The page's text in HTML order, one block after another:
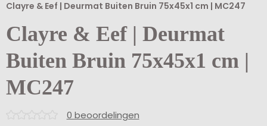
Clayre & Eef | Deurmat Buiten Bruin 75x45x1 cm | MC247
Clayre & Eef | Deurmat
Buiten Bruin 75x45x1 cm |
MC247
0 beoordelingen